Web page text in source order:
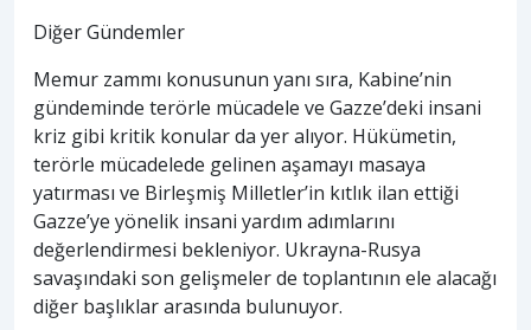
Diğer Gündemler
Memur zammı konusunun yanı sıra, Kabine’nin
gündeminde terörle mücadele ve Gazze’deki insani
kriz gibi kritik konular da yer alıyor. Hükümetin,
terörle mücadelede gelinen aşamayı masaya
yatırması ve Birleşmiş Milletler’in kıtlık ilan ettiği
Gazze’ye yönelik insani yardım adımlarını
değerlendirmesi bekleniyor. Ukrayna-Rusya
savaşındaki son gelişmeler de toplantının ele alacağı
diğer başlıklar arasında bulunuyor.